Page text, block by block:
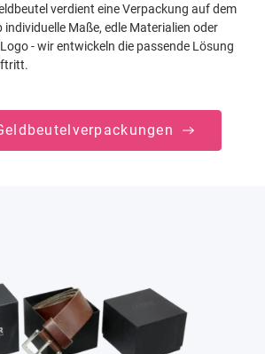
verdient eine Verpackung auf dem
individuelle Maße, edle Materialien oder
- wir entwickeln die passende Lösung